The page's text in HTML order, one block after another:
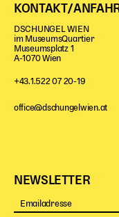
KONTAKT/
DSCHUNGEL WIEN
im MuseumsQuartier
Museumsplatz 1
A-1070 Wien
+43.1.522 07 20-19
office@dschungelwien.at
NEWSLETTER